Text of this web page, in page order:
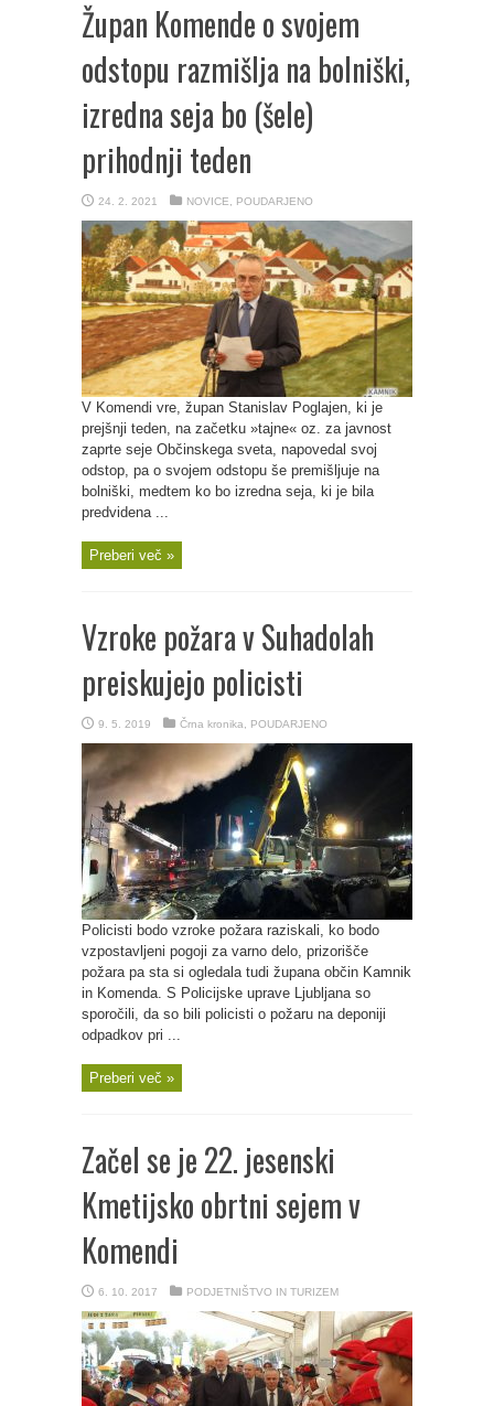
Župan Komende o svojem
odstopu razmišlja na bolniški,
izredna seja bo (šele)
prihodnji teden
24. 2. 2021 NOVICE POUDARJENO
V Komendi vre, župan Stanislav Poglajen, ki je
prejšnji teden, na začetku »tajne« oz. za javnost
zaprte seje Občinskega sveta, napovedal svoj
odstop, pa o svojem odstopu še premišljuje na
bolniški, medtem ko bo izredna seja, ki je bila
predvidena ...
Preberi več »
Vzroke požara v Suhadolah
preiskujejo policisti
9. 5. 2019 Črna kronika POUDARJENO
Policisti bodo vzroke požara raziskali, ko bodo
vzpostavljeni pogoji za varno delo, prizorišče
požara pa sta si ogledala tudi župana občin Kamnik
in Komenda. S Policijske uprave Ljubljana so
sporočili, da so bili policisti o požaru na deponiji
odpadkov pri ...
Preberi več »
Začel se je 22. jesenski
Kmetijsko obrtni sejem v
Komendi
6. 10. 2017 PODJETNIŠTVO IN TURIZEM